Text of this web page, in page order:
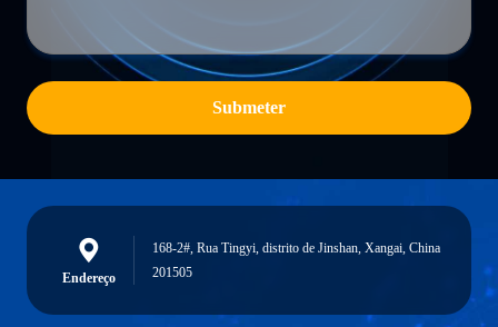
Submeter
Endereço
168-2#, Rua Tingyi, distrito de Jinshan, Xangai, China
201505